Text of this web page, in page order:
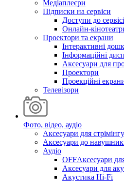
Медіаплеєри
Підписки на сервіси
Доступи до
Онлайн-
Проектори та екрани
Інтерактивні
Інформаційні
Аксесуари для
Проектори
Проекційні
Телевізори
Фото, відео, аудіо
Аксесуари для
Аксесуари до
Аудіо
OFFАксесуари
Аксесуари для
Акустика Hi-Fi